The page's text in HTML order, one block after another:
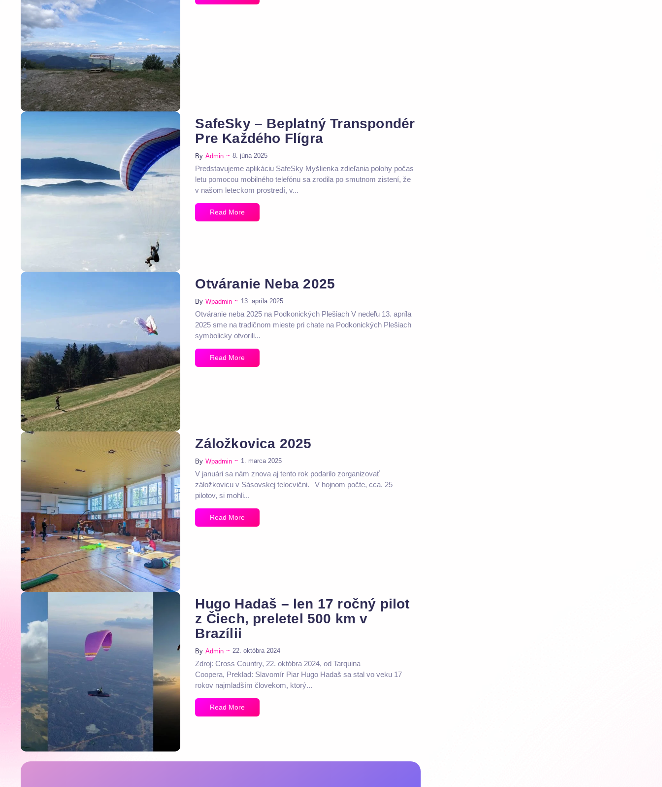
SafeSky – Beplatný Transpondér
Pre Každého Flígra
By Admin ~ 8. júna 2025
Predstavujeme aplikáciu SafeSky Myšlienka zdieľania polohy počas
letu pomocou mobilného telefónu sa zrodila po smutnom zistení, že
v našom leteckom prostredí, v...
Read More
Otváranie Neba 2025
By Wpadmin ~ 13. apríla 2025
Otváranie neba 2025 na Podkonických Plešiach V nedeľu 13. apríla
2025 sme na tradičnom mieste pri chate na Podkonických Plešiach
symbolicky otvorili...
Read More
Záložkovica 2025
By Wpadmin ~ 1. marca 2025
V januári sa nám znova aj tento rok podarilo zorganizovať
záložkovicu v Sásovskej telocvični. V hojnom počte, cca. 25
pilotov, si mohli...
Read More
Hugo Hadaš – len 17 ročný pilot
z Čiech, preletel 500 km v
Brazílii
By Admin ~ 22. októbra 2024
Zdroj: Cross Country, 22. októbra 2024, od Tarquina
Coopera, Preklad: Slavomír Piar Hugo Hadaš sa stal vo veku 17
rokov najmladším človekom, ktorý...
Read More